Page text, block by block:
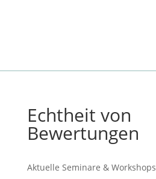
Echtheit von
Bewertungen
Aktuelle Seminare & Workshops